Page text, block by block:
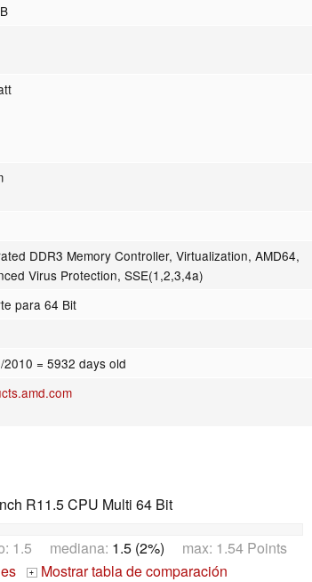
DDR3 Memory Controller, Virtualization, AMD64,
Virus Protection, SSE(1,2,3,4a)
para 64 Bit
2010 = 5932 days old
R11.5 CPU Multi 64 Bit
1.5 mediana: 1.5 (2%) max: 1.54 Points
+ Mostrar tabla de comparación